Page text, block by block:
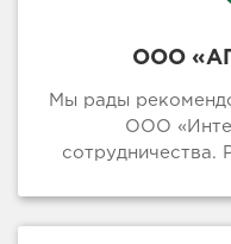
ООО
Мы рады
ООО
сотрудничества.